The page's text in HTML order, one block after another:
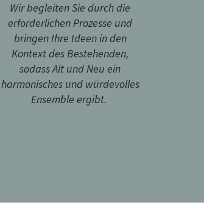
Wir begleiten Sie durch die
erforderlichen Prozesse und
bringen Ihre Ideen in den
Kontext des Bestehenden,
sodass Alt und Neu ein
harmonisches und würdevolles
Ensemble ergibt. ​​​